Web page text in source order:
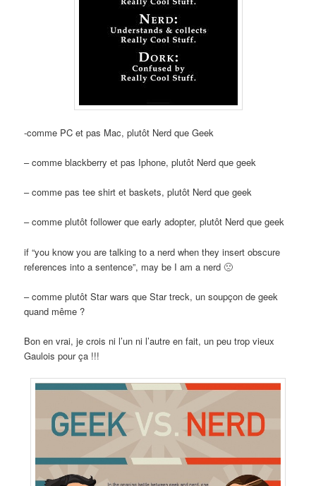
-comme PC et pas Mac, plutôt Nerd que Geek
– comme blackberry et pas Iphone, plutôt Nerd que geek
– comme pas tee shirt et baskets, plutôt Nerd que geek
– comme plutôt follower que early adopter, plutôt Nerd que geek
if “you know you are talking to a nerd when they insert obscure
references into a sentence”, may be I am a nerd 🙁
– comme plutôt Star wars que Star treck, un soupçon de geek
quand même ?
Bon en vrai, je crois ni l’un ni l’autre en fait, un peu trop vieux
Gaulois pour ça !!!